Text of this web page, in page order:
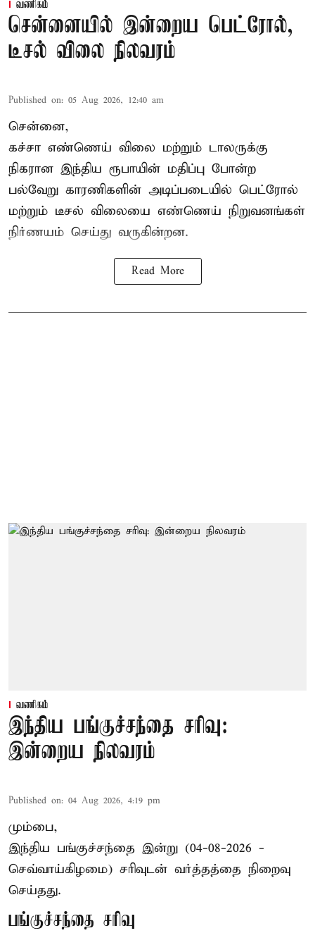
வணிகம்
சென்னையில் இன்றைய பெட்ரோல்,
டீசல் விலை நிலவரம்
Published on: 05 Aug 2026, 12:40 am
சென்னை,
கச்சா எண்ணெய் விலை மற்றும் டாலருக்கு
நிகரான இந்திய ரூபாயின் மதிப்பு போன்ற
பல்வேறு காரணிகளின் அடிப்படையில் பெட்ரோல்
மற்றும் டீசல் விலையை எண்ணெய் நிறுவனங்கள்
நிர்ணயம் செய்து வருகின்றன.
Read More
வணிகம்
இந்திய பங்குச்சந்தை சரிவு:
இன்றைய நிலவரம்
Published on: 04 Aug 2026, 4:19 pm
மும்பை,
இந்திய பங்குச்சந்தை இன்று (04-08-2026 -
செவ்வாய்கிழமை) சரிவுடன் வர்த்தத்தை நிறைவு
செய்தது.
பங்குச்சந்தை சரிவு